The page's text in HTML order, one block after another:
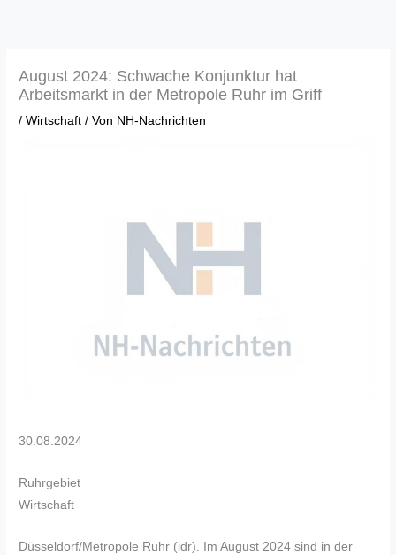
August 2024: Schwache Konjunktur hat
Arbeitsmarkt in der Metropole Ruhr im Griff
/Wirtschaft / Von NH-Nachrichten
30.08.2024
Ruhrgebiet
Wirtschaft
Düsseldorf/Metropole Ruhr (idr). Im August 2024 sind in der